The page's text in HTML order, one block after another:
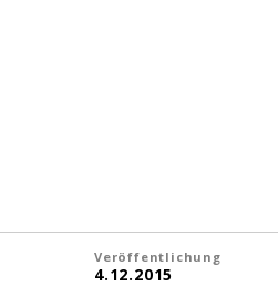
Veröffentlichung
4.12.2015